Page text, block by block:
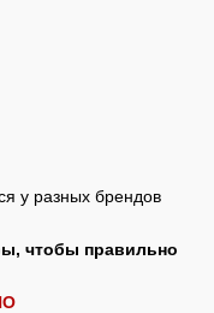
у разных брендов
чтобы правильно